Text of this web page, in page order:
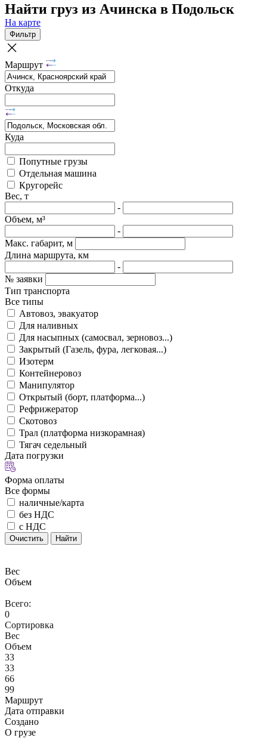
Найти груз из Ачинска в Подольск
На карте
Фильтр
Маршрут
Откуда
Куда
Попутные грузы
Отдельная машина
Кругорейс
Вес, т
-
Объем, м³
-
Макс. габарит, м
Длина маршрута, км
-
№ заявки
Тип транспорта
Все типы
Автовоз, эвакуатор
Для наливных
Для насыпных (самосвал, зерновоз...)
Закрытый (Газель, фура, легковая...)
Изотерм
Контейнеровоз
Манипулятор
Открытый (борт, платформа...)
Рефрижератор
Скотовоз
Трал (платформа низкорамная)
Тягач седельный
Дата погрузки
Форма оплаты
Все формы
наличные/карта
без НДС
с НДС
Очистить Найти
Вес
Объем
Всего:
0
Сортировка
Вес
Объем
33
33
66
99
Маршрут
Дата отправки
Создано
О грузе